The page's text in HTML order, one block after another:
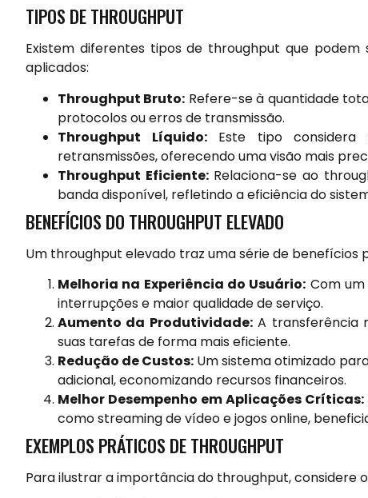
TIPOS DE THROUGHPUT
Existem diferentes tipos de throughput que
aplicados:
Throughput Bruto: Refere-se à quantidade
protocolos ou erros de transmissão.
Throughput Líquido:Este tipo considera
retransmissões, oferecendo uma visão mais
Throughput Eficiente:Relaciona-se ao
banda disponível, refletindo a eficiência do
BENEFÍCIOS DO THROUGHPUT ELEVADO
Um throughput elevado traz uma série de benefícios
Melhoria na Experiência do Usuário: Com
interrupções e maior qualidade de serviço.
Aumento da Produtividade:A transferência
suas tarefas de forma mais eficiente.
Redução de Custos: Um sistema otimizado
adicional, economizando recursos financeiros.
Melhor Desempenho em Aplicações Críticas:
como streaming de vídeo e jogos online,
EXEMPLOS PRÁTICOS DE THROUGHPUT
Para ilustrar a importância do throughput, considere